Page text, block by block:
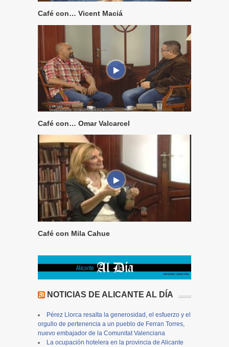
Café con… Vicent Maciá
Café con… Omar Valcarcel
Café con Mila Cahue
NOTICIAS DE ALICANTE AL DÍA
Pérez Llorca resalta la generosidad, el esfuerzo y el
orgullo de pertenencia a un pueblo de Ferran Torres,
nuevo embajador de la Comunitat Valenciana
La ocupación hotelera en la provincia de Alicante